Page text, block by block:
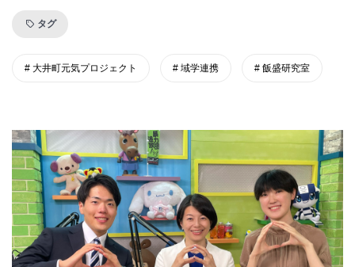
タグ
大井町元気プロジェクト 域学連携 飯盛研究室